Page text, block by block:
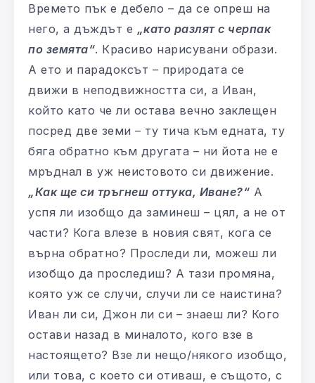
Времето пък е дебело – да се опреш на
него, а дъждът е „като разлят с черпак
по земята“. Красиво нарисувани образи.
А ето и парадоксът – природата се
движи в неподвижността си, а Иван,
който като че ли остава вечно заклещен
посред две земи – ту тича към едната, ту
бяга обратно към другата – ни йота не е
мръднал в уж неистовото си движение.
„Как ще си тръгнеш оттука, Иване?“ А
успя ли изобщо да заминеш – цял, а не от
части? Кога влезе в новия свят, кога се
върна обратно? Проследи ли, можеш ли
изобщо да проследиш? А тази промяна,
която уж се случи, случи ли се наистина?
Иван ли си, Джон ли си – знаеш ли? Кого
остави назад в миналото, кого взе в
настоящето? Взе ли нещо/някого изобщо,
или това, с което си отиваш, е същото, с